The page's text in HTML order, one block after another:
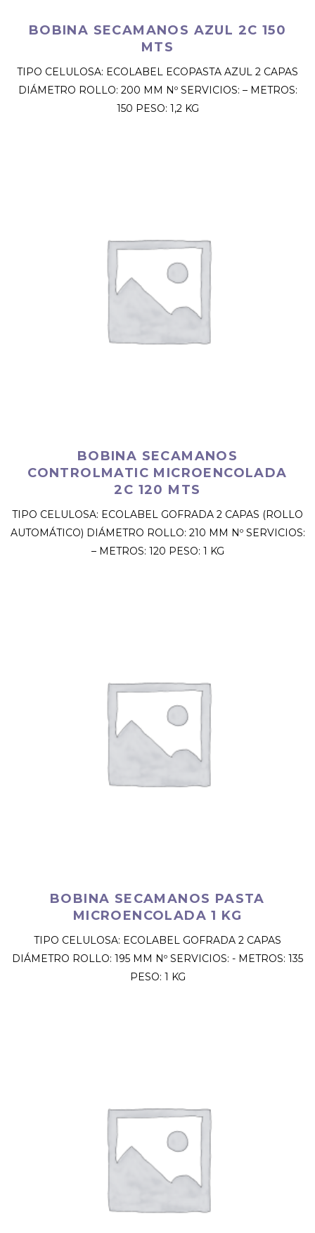
BOBINA SECAMANOS AZUL 2C 150
MTS
TIPO CELULOSA: ECOLABEL ECOPASTA AZUL 2 CAPAS
DIÁMETRO ROLLO: 200 MM Nº SERVICIOS: – METROS:
150 PESO: 1,2 KG
BOBINA SECAMANOS
CONTROLMATIC MICROENCOLADA
2C 120 MTS
TIPO CELULOSA: ECOLABEL GOFRADA 2 CAPAS (ROLLO
AUTOMÁTICO) DIÁMETRO ROLLO: 210 MM Nº SERVICIOS:
– METROS: 120 PESO: 1 KG
BOBINA SECAMANOS PASTA
MICROENCOLADA 1 KG
TIPO CELULOSA: ECOLABEL GOFRADA 2 CAPAS
DIÁMETRO ROLLO: 195 MM Nº SERVICIOS: - METROS: 135
PESO: 1 KG